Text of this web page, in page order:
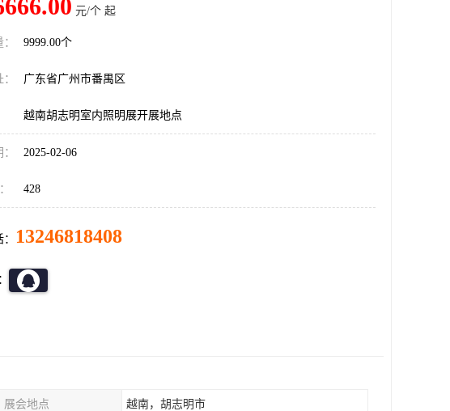
元/个 起
9999.00个
广东省广州市番禺区
越南胡志明室内照明展开展地点
2025-02-06
428
13246818408
展会地点 越南，胡志明市